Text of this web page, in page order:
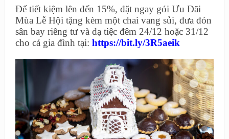
Để tiết kiệm lên đến 15%, đặt ngay gói Ưu Đãi
Mùa Lễ Hội tặng kèm một chai vang sủi, đưa đón
sân bay riêng tư và dạ tiệc đêm 24/12 hoặc 31/12
cho cả gia đình tại: https://bit.ly/3R5aeik